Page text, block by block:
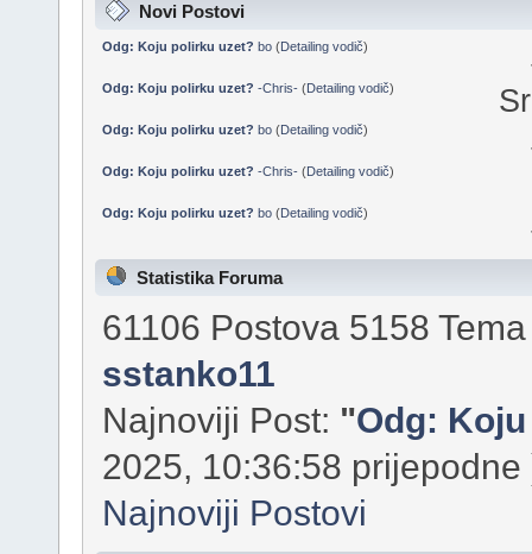
Novi Postovi
Odg: Koju polirku uzet? bo(Detailing vodič)
Odg: Koju polirku uzet? -Chris-(Detailing vodič)
Odg: Koju polirku uzet? bo(Detailing vodič)
Odg: Koju polirku uzet? -Chris-(Detailing vodič)
Odg: Koju polirku uzet? bo(Detailing vodič)
Statistika Foruma
61106 Postova 5158
sstanko11
Najnoviji Post: "Odg:
2025, 10:36:58 prijepodne
Najnoviji Postovi